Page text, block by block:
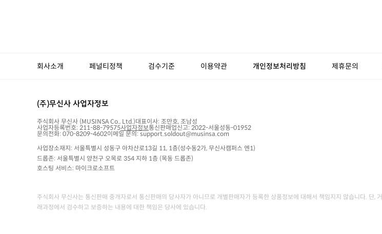
회사소개 페널티정책 검수기준 이용약관 개인정보처리방침 제휴문의
(주)무신사 사업자정보
주식회사 무신사 (MUSINSA Co., Ltd.)대표이사: 조만호, 조남성
사업자등록번호: 211-88-79575사업자정보통신판매업신고: 2022-서울성동-01952
문의전화: 070-8209-4602이메일 문의: support.soldout@musinsa.com
사업장소재지: 서울특별시 성동구 아차산로13길 11, 1층(성수동2가, 무신사캠퍼스 엔1)
드롭존: 서울특별시 양천구 오목로 354 지하 1층 (목동 드롭존)
호스팅 서비스: 마이크로소프트
주식회사 무신사는 통신판매 중개자로서 통신판매의 당사자가 아니므로 개별판매자가 등록한 상품정보에 대해서 책임지지 않습니다. 단, 거
래과정에서 검수하고 보증하는 내용에 대한 책임은 당사에 있습니다.